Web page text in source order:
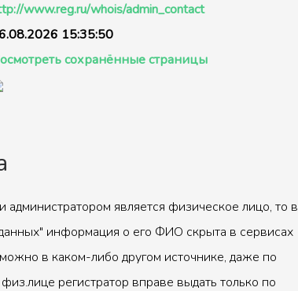
www.reg.ru/whois/admin_contact
15:35:50
сохранённые страницы
является физическое лицо, то в
информация о его ФИО скрыта в сервисах
в каком-либо другом источнике, даже по
регистратор вправе выдать только по